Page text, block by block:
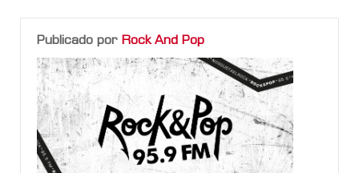
Publicado por Rock And Pop